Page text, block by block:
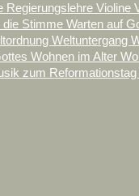
Regierungslehre Violine
die Stimme Warten auf
Weltuntergang
Wohnen im Alter
zum Reformationstag